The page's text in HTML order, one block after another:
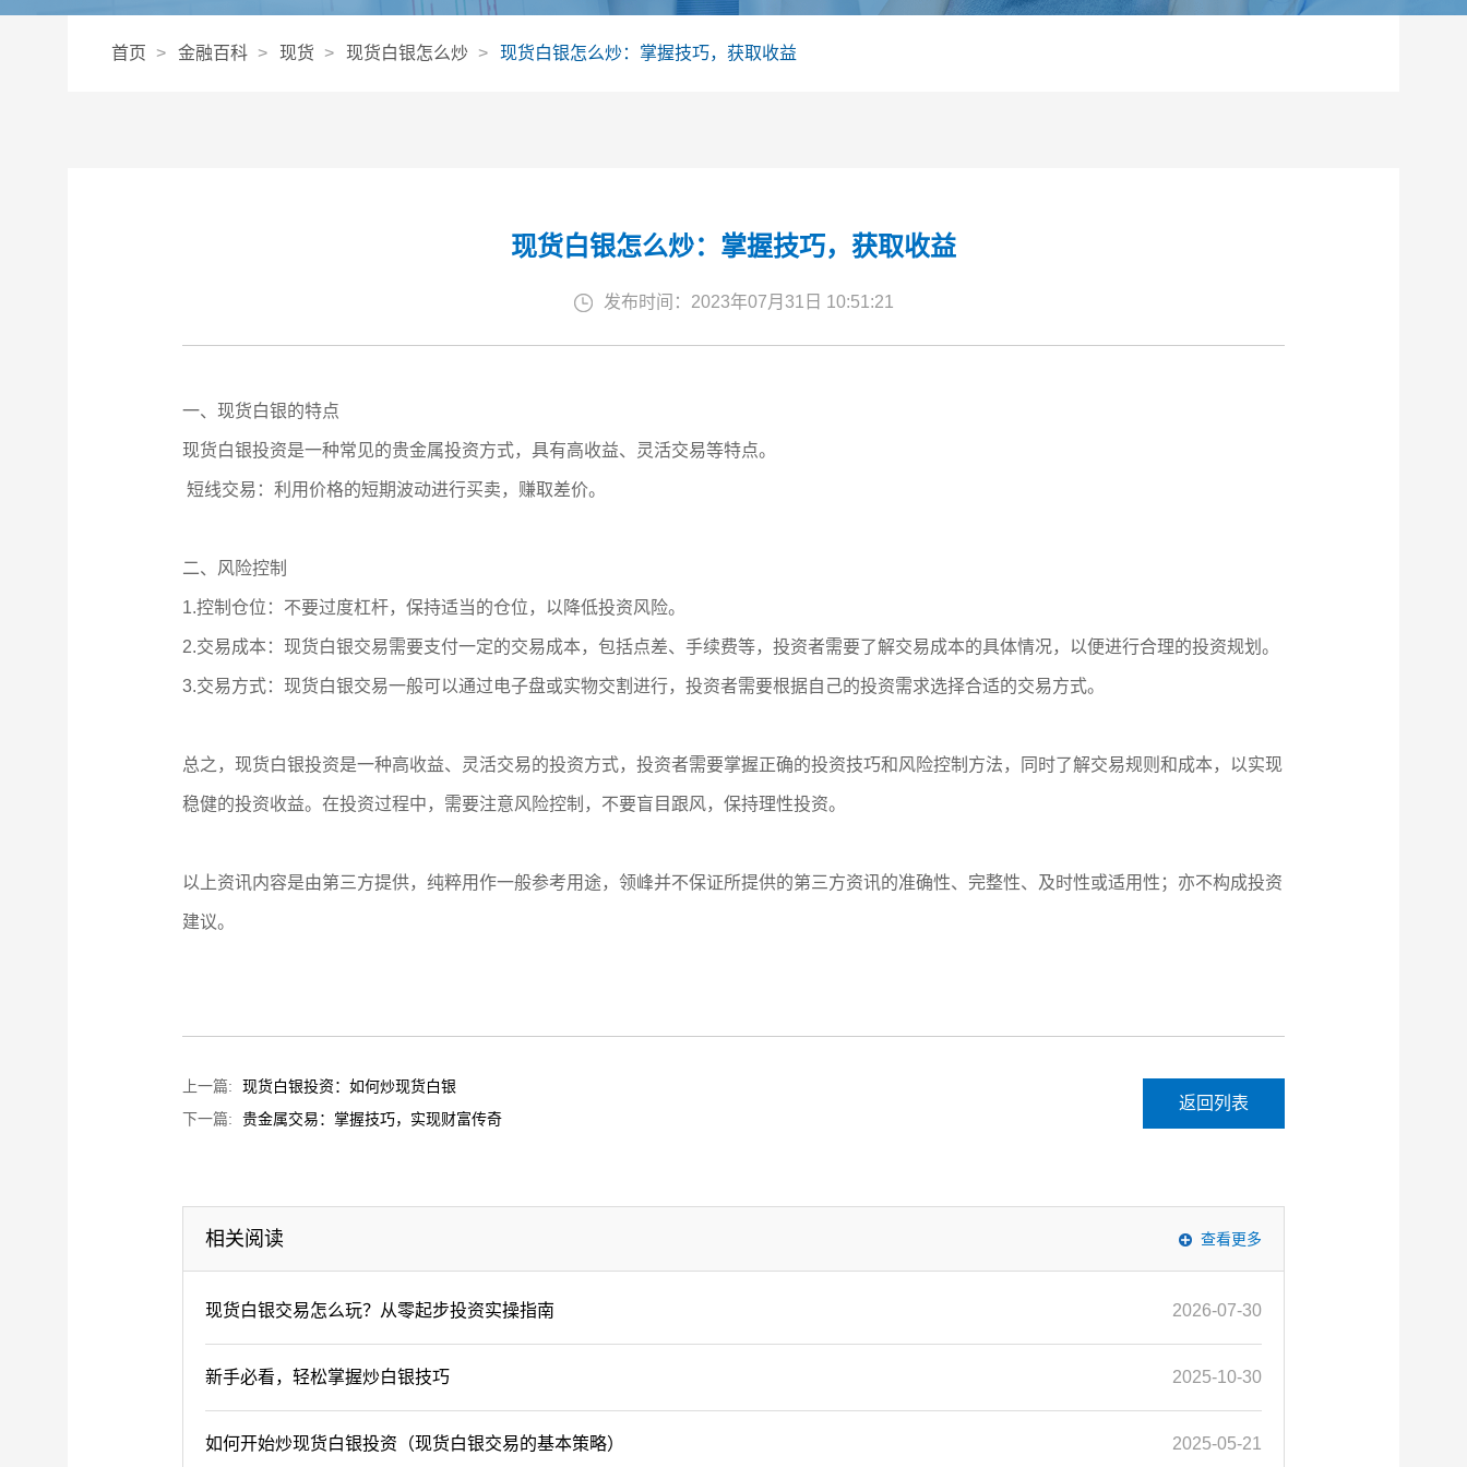
首页 金融百科 现货 现货白银怎么炒 现货白银怎么炒：掌握技巧，获取收益
现货白银怎么炒：掌握技巧，获取收益
发布时间：2023年07月31日 10:51:21
一、现货白银的特点
现货白银投资是一种常见的贵金属投资方式，具有高收益、灵活交易等特点。
短线交易：利用价格的短期波动进行买卖，赚取差价。
二、风险控制
1.控制仓位：不要过度杠杆，保持适当的仓位，以降低投资风险。
2.交易成本：现货白银交易需要支付一定的交易成本，包括点差、手续费等，投资者需要了解交易成本的具体情况，以便进行合理的投资规划。
3.交易方式：现货白银交易一般可以通过电子盘或实物交割进行，投资者需要根据自己的投资需求选择合适的交易方式。
总之，现货白银投资是一种高收益、灵活交易的投资方式，投资者需要掌握正确的投资技巧和风险控制方法，同时了解交易规则和成本，以实现
稳健的投资收益。在投资过程中，需要注意风险控制，不要盲目跟风，保持理性投资。
以上资讯内容是由第三方提供，纯粹用作一般参考用途，领峰并不保证所提供的第三方资讯的准确性、完整性、及时性或适用性；亦不构成投资
建议。
上一篇:
现货白银投资：如何炒现货白银
下一篇:
贵金属交易：掌握技巧，实现财富传奇
返回列表
相关阅读 查看更多
现货白银交易怎么玩？从零起步投资实操指南 2026-07-30
新手必看，轻松掌握炒白银技巧 2025-10-30
如何开始炒现货白银投资（现货白银交易的基本策略） 2025-05-21